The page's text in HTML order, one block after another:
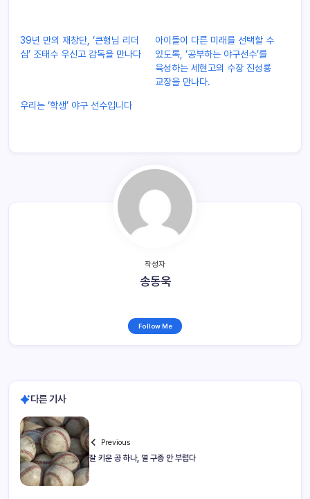
39년 만의 재창단, ‘큰형님 리더
십’ 조태수 우신고 감독을 만나다
아이들이 다른 미래를 선택할 수
있도록, ‘공부하는 야구선수’를
육성하는 세현고의 수장 진성룡
교장을 만나다.
우리는 ‘학생’ 야구 선수입니다
작성자
송동욱
Follow Me
다른 기사
Previous
잘 키운 공 하나, 열 구종 안 부럽다